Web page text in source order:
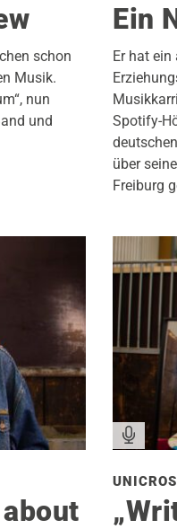
schon
Musik.
nun
und
Ein
Er hat
Spotify-
über
Freiburg